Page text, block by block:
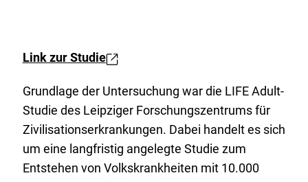
chronische-
krankheiten.pdf
E
x
t
e
r
n
Link zur Studie
Grundlage der Untersuchung war die LIFE Adult-
Studie des Leipziger Forschungszentrums für
Zivilisationserkrankungen. Dabei handelt es sich
um eine langfristig angelegte Studie zum
Entstehen von Volkskrankheiten mit 10.000